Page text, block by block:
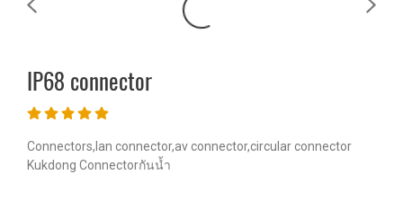
IP68 connector
Connectors,lan connector,av connector,circular connector
Kukdong Connectorกันน้ำ